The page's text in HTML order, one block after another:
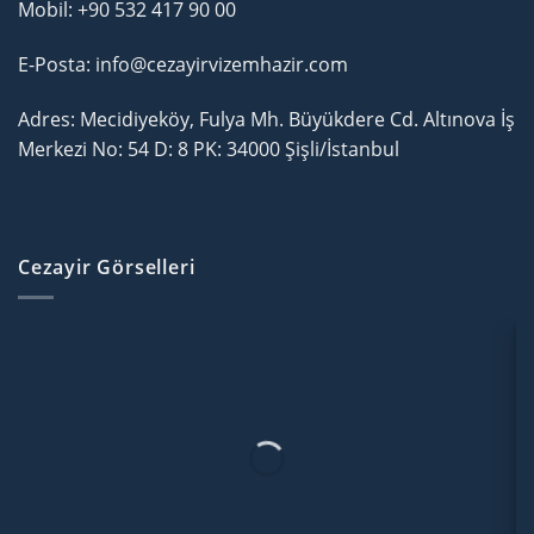
Mobil: +90 532 417 90 00
E-Posta: info@cezayirvizemhazir.com
Adres: Mecidiyeköy, Fulya Mh. Büyükdere Cd. Altınova İş
Merkezi No: 54 D: 8 PK: 34000 Şişli/İstanbul
Cezayir Görselleri